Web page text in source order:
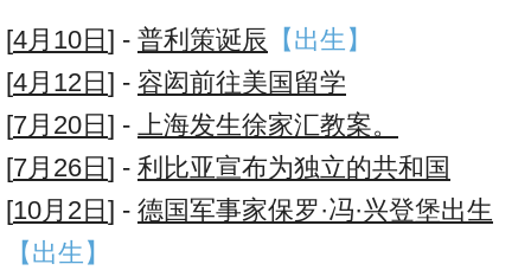
[4月10日 ] - 普利策诞辰 【出生】
[4月12日 ] - 容闳前往美国留学
[7月20日 ] - 上海发生徐家汇教案。
[7月26日 ] - 利比亚宣布为独立的共和国
[10月2日 ] - 德国军事家保罗·冯·兴登堡出生
【出生】